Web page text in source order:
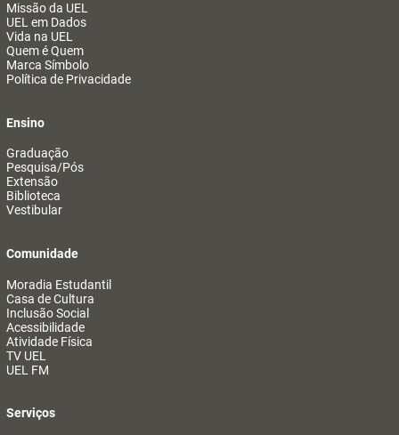
Missão da UEL
UEL em Dados
Vida na UEL
Quem é Quem
Marca Símbolo
Política de Privacidade
Ensino
Graduação
Pesquisa/Pós
Extensão
Biblioteca
Vestibular
Comunidade
Moradia Estudantil
Casa de Cultura
Inclusão Social
Acessibilidade
Atividade Física
TV UEL
UEL FM
Serviços